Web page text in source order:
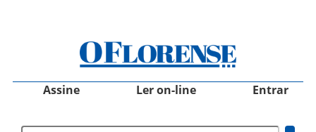
Assine Ler on-line Entrar